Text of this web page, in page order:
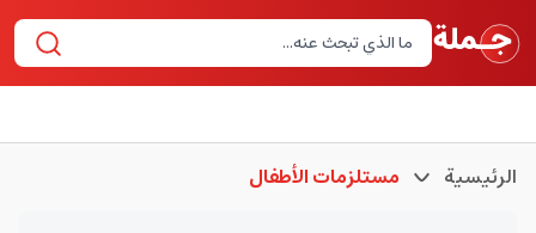
الرئيسية مستلزمات الأطفال